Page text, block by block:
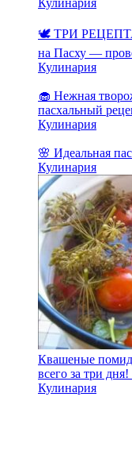
🕊️ ТРИ РЕЦЕПТА
на Пасху —
Кулинария
🧁 Нежная
пасхальный
Кулинария
🌸 Идеальная
Кулинария
Квашеные
всего за три дня!
Кулинария